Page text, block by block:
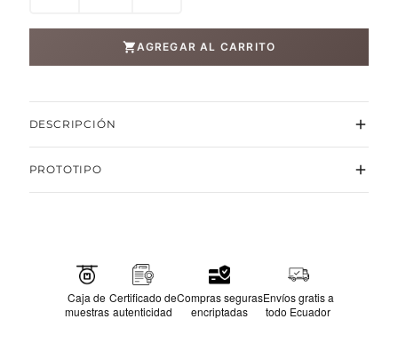
Lego
Mediana AGREGAR AL CARRITO
DESCRIPCIÓN
PROTOTIPO
Caja de
muestras
Certificado de
autenticidad
Compras seguras
encriptadas
Envíos gratis a
todo Ecuador